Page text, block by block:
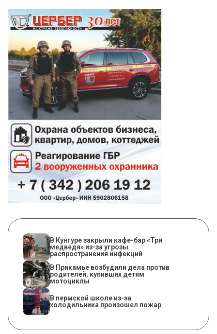
​В Кунгуре закрыли кафе-бар «Три
медведя» из-за угрозы
распространения инфекций
В Прикамье возбудили дела против
родителей, купивших детям
мотоциклы
​В пермской школе из-за
холодильника произошел пожар